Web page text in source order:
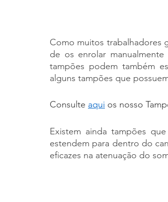
Como muitos trabalhadores
de os enrolar
tampões podem também
alguns tampões que
Consulte aqui os nosso
Existem ainda tampões
estendem para dentro do
eficazes na atenuação do